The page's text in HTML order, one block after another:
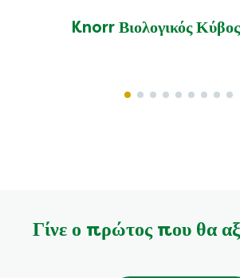
Knorr Βιολογικός
για
product
Γίνε ο πρώτος που θα